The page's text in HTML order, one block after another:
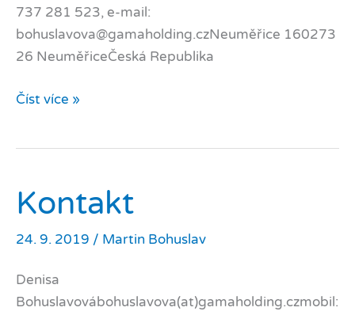
737 281 523, e-mail:
bohuslavova@gamaholding.czNeuměřice 160273
26 NeuměřiceČeská Republika
Kde
Číst více »
Kontakt
24. 9. 2019 / Martin Bohuslav
Denisa
Bohuslavovábohuslavova(at)gamaholding.czmobil: